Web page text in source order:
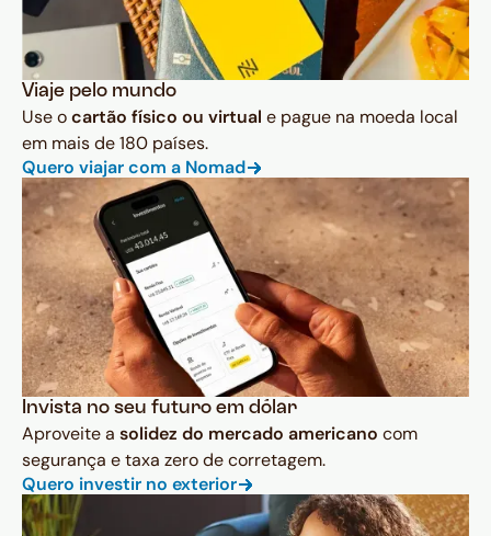
Viaje pelo mundo
Use ocartão físico ou virtual e pague na moeda local
em mais de 180 países.
Quero viajar com a Nomad
Invista no seu futuro em dólar
Aproveite a solidez do mercado americano com
segurança e taxa zero de corretagem.
Quero investir no exterior